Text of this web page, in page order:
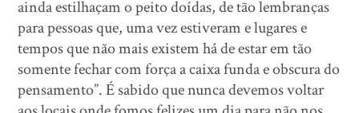
ainda estilhaçam o peito doídas, de tão lembranças
para pessoas que, uma vez estiveram e lugares e
tempos que não mais existem há de estar em tão
somente fechar com força a caixa funda e obscura do
pensamento”. É sabido que nunca devemos voltar